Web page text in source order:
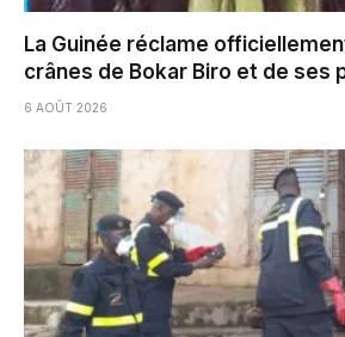
La Guinée réclame
crânes de Bokar Biro et de ses
6 AOÛT 2026